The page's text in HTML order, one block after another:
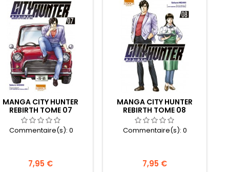
MANGA CITY HUNTER
REBIRTH TOME 07
Commentaire(s): 0
Prix
7,95 €
MANGA CITY HUNTER
REBIRTH TOME 08
Commentaire(s):0
Prix
7,95 €